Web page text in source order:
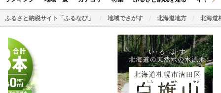
ふるさと納税サイト「ふるなび」 地域でさがす 北海道地方 北海道